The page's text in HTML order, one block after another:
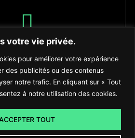
votre vie privée.
pour améliorer votre expérience
des publicités ou des contenus
notre trafic. En cliquant sur « Tout
à notre utilisation des cookies.
TOUT
nouvelles de
S'INSCRIRE